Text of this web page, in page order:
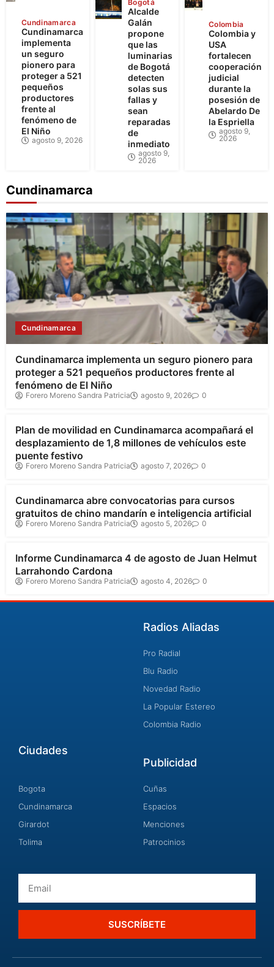
Cundinamarca
Cundinamarca
implementa
un seguro
pionero para
proteger a 521
pequeños
productores
frente al
fenómeno de
El Niño
agosto 9, 2026
Bogotá
Alcalde
Galán
propone
que las
luminarias
de Bogotá
detecten
solas sus
fallas y
sean
reparadas
de
inmediato
agosto 9,
2026
Colombia
Colombia y
USA
fortalecen
cooperación
judicial
durante la
posesión de
Abelardo De
la Espriella
agosto 9,
2026
Cundinamarca
Cundinamarca
Cundinamarca implementa un seguro pionero para
proteger a 521 pequeños productores frente al
fenómeno de El Niño
Forero Moreno Sandra Patricia agosto 9, 2026 0
Bogotá Cundinamarca
Plan de movilidad en Cundinamarca acompañará el
desplazamiento de 1,8 millones de vehículos este
puente festivo
Forero Moreno Sandra Patricia agosto 7, 2026 0
Cundinamarca
Cundinamarca abre convocatorias para cursos
gratuitos de chino mandarín e inteligencia artificial
Forero Moreno Sandra Patricia agosto 5, 2026 0
Cundinamarca
Informe Cundinamarca 4 de agosto de Juan Helmut
Larrahondo Cardona
Forero Moreno Sandra Patricia agosto 4, 2026 0
Radios Aliadas
Pro Radial
Blu Radio
Novedad Radio
La Popular Estereo
Colombia Radio
Ciudades
Bogota
Cundinamarca
Girardot
Tolima
Publicidad
Cuñas
Espacios
Menciones
Patrocinios
SUSCRÍBETE